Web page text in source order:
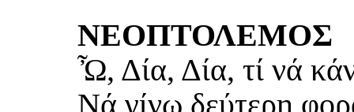
ΝΕΟΠΤΟΛΕΜΟΣ
Ὦ, Δία, Δία, τί νά
Νά γίνω δεύτερη